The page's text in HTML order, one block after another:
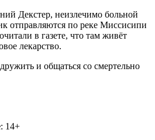
Декстер, неизлечимо больной
отправляются по реке Миссисипи
в газете, что там живёт
лекарство.
и общаться со смертельно
: 14+